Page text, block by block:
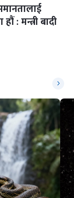
: मन्त्री बादी